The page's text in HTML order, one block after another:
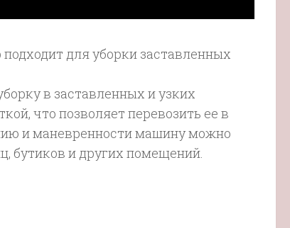
подходит для уборки заставленных
в заставленных и узких
что позволяет перевозить ее в
и маневренности машину можно
бутиков и других помещений.